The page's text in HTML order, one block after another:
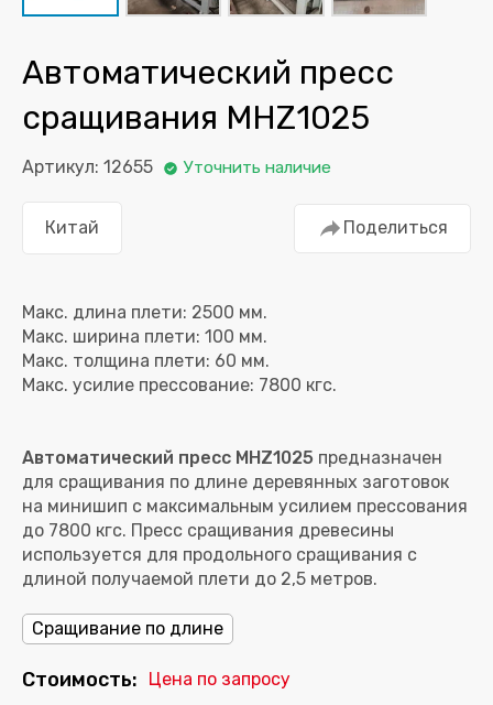
Автоматический пресс
сращивания MHZ1025
Артикул: 12655 Уточнить наличие
Китай Поделиться
Макс. длина плети: 2500 мм.
Макс. ширина плети: 100 мм.
Макс. толщина плети: 60 мм.
Автоматический пресс MHZ1025 предназначен
для сращивания по длине деревянных заготовок
на минишип с максимальным усилием прессования
до 7800 кгс. Пресс сращивания древесины
используется для продольного сращивания с
длиной получаемой плети до 2,5 метров.
Сращивание по длине
Стоимость:
Цена по запросу